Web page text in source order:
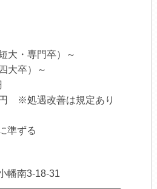
大・専門卒）～
卒）～
※処遇改善は規定あり
準ずる
幡南3-18-31